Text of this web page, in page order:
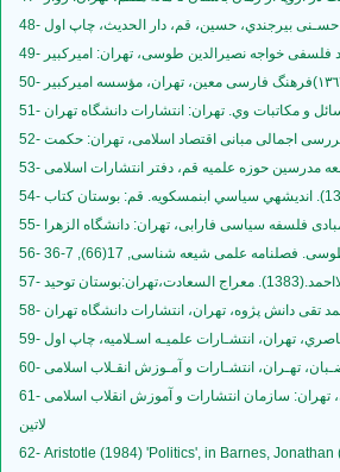
لاتین
62- Aristotle (1984) 'Politics', in Barnes,